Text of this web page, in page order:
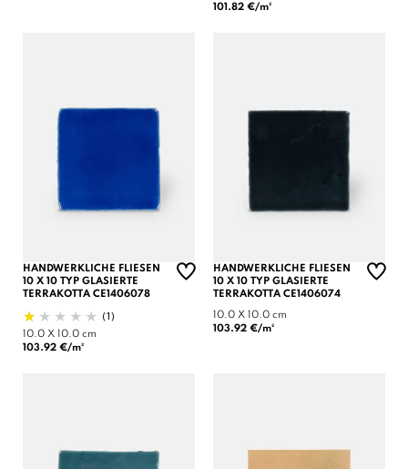
101.82 €/m²
HANDWERKLICHE FLIESEN
10 X 10 TYP GLASIERTE
TERRAKOTTA CE1406078
(1)
10.0 X 10.0 cm
103.92 €/m²
HANDWERKLICHE FLIESEN
10 X 10 TYP GLASIERTE
TERRAKOTTA CE1406074
10.0 X 10.0 cm
103.92 €/m²